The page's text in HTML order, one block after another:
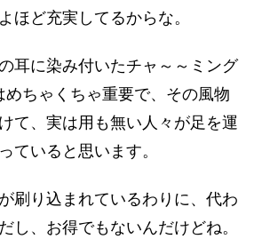
ほど充実してるからな。
耳に染み付いたチャ～～ミング
めちゃくちゃ重要で、その風物
て、実は用も無い人々が足を運
ていると思います。
刷り込まれているわりに、代わ
し、お得でもないんだけどね。